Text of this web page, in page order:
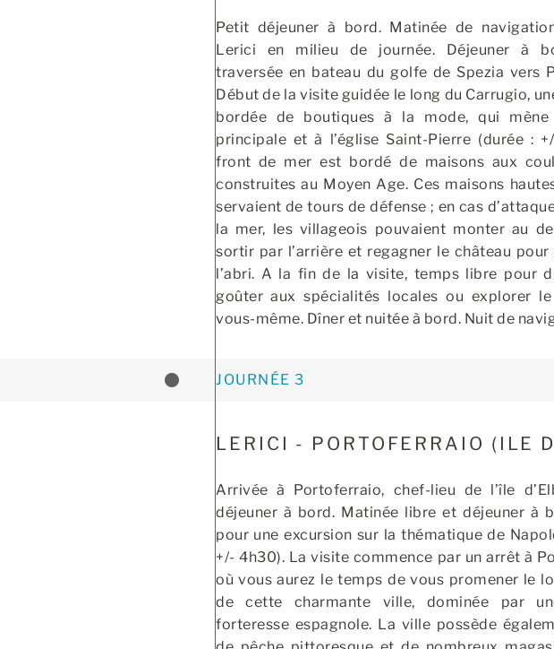
Petit déjeuner à bord. Matinée de
Lerici en milieu de journée. Déjeuner à
traversée en bateau du golfe de Spezia vers
Début de la visite guidée le long du Carrugio,
bordée de boutiques à la mode, qui
principale et à l’église Saint-Pierre (durée :
front de mer est bordé de maisons aux
construites au Moyen Age. Ces maisons
servaient de tours de défense ; en cas
la mer, les villageois pouvaient monter au
sortir par l’arrière et regagner le château
l’abri. A la fin de la visite, temps libre pour
goûter aux spécialités locales ou explorer
vous-même. Dîner et nuitée à bord. Nuit de
JOURNÉE 3
LERICI - PORTOFERRAIO (ILE
Arrivée à Portoferraio, chef-lieu de l’île
déjeuner à bord. Matinée libre et déjeuner à
pour une excursion sur la thématique de
+/- 4h30). La visite commence par un arrêt à
où vous aurez le temps de vous promener le
de cette charmante ville, dominée par
forteresse espagnole. La ville possède